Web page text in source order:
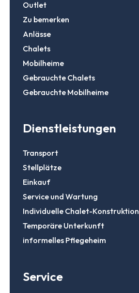
Outlet
Zu bemerken
Anlässe
Chalets
Mobilheime
Gebrauchte Chalets
Gebrauchte Mobilheime
Dienstleistungen
Transport
Stellplätze
Einkauf
Service und Wartung
Individuelle Chalet-Konstruktion
Temporäre Unterkunft
informelles Pflegeheim
Service